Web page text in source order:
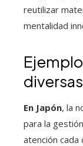
reutilizar
mentalidad
En Japón, la
para la
atención